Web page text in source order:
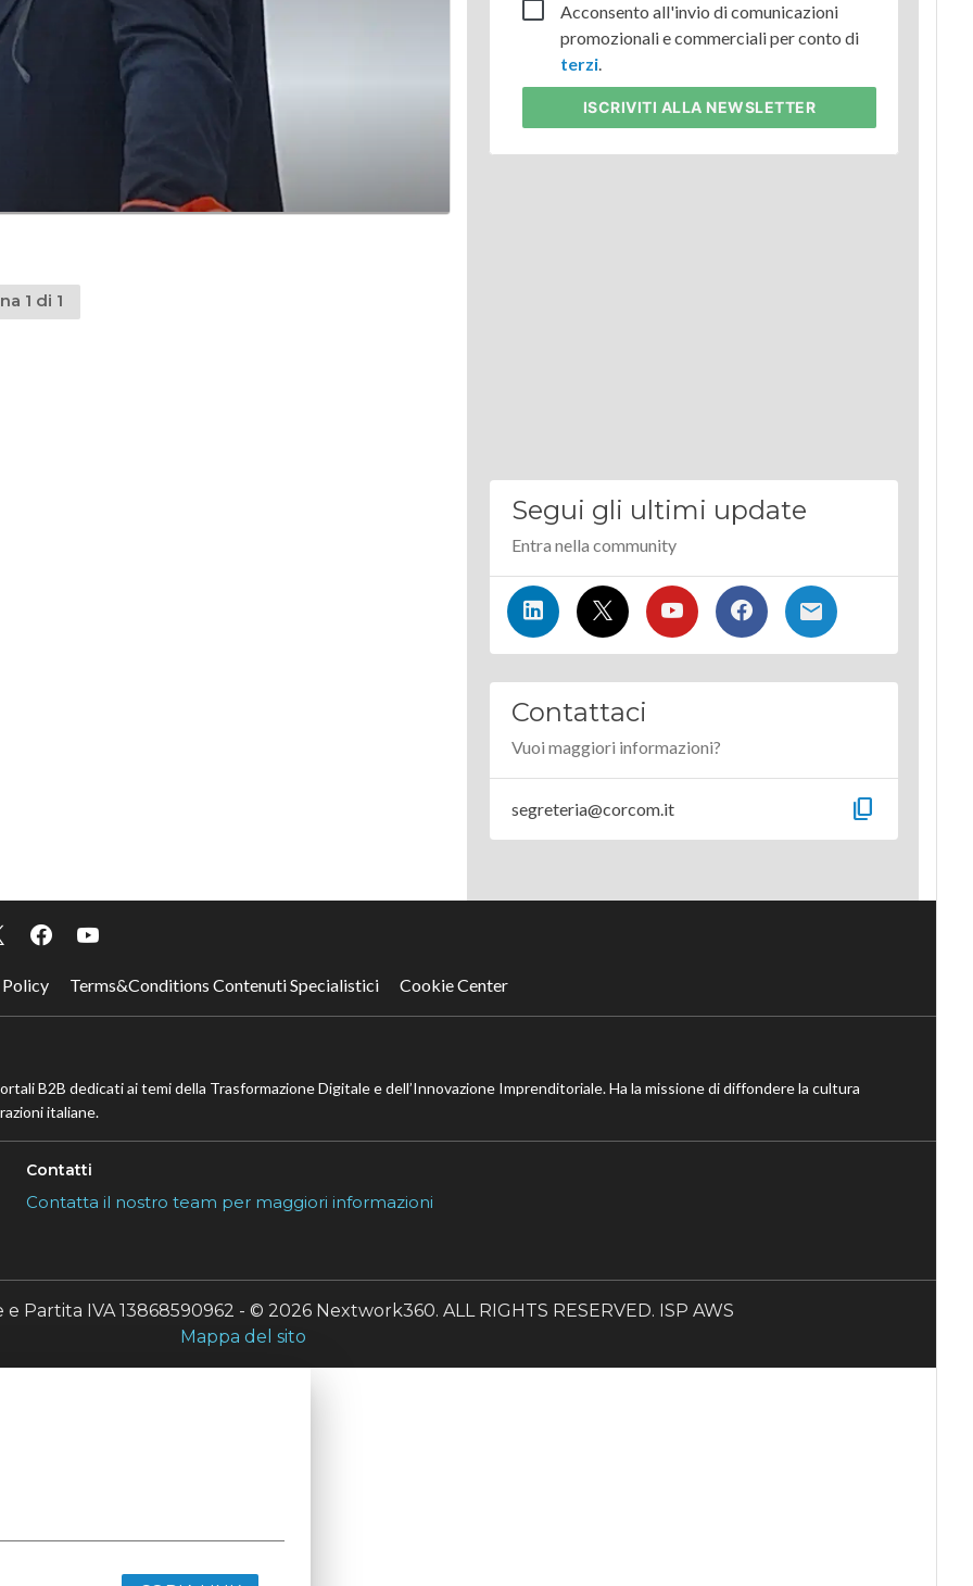
1 di 1
Acconsento all'invio di comunicazioni
promozionali e commerciali per conto di
terzi.
ISCRIVITI ALLA NEWSLETTER
Segui gli ultimi update
Entra nella community
Contattaci
Vuoi maggiori informazioni?
segreteria@corcom.it content_copy
Terms&Conditions Contenuti Specialistici Cookie Center
B2B dedicati ai temi della Trasformazione Digitale e dell’Innovazione Imprenditoriale. Ha la missione di diffondere la cultura
italiane.
Contatti
Contatta il nostro team per maggiori informazioni
Partita IVA 13868590962 - © 2026 Nextwork360. ALL RIGHTS RESERVED. ISP AWS
Mappa del sito